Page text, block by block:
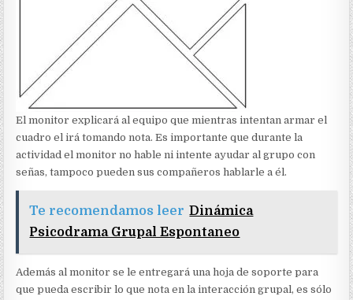
El monitor explicará al equipo que mientras intentan armar el
cuadro el irá tomando nota. Es importante que durante la
actividad el monitor no hable ni intente ayudar al grupo con
señas, tampoco pueden sus compañeros hablarle a él.
Te recomendamos leer Dinámica
Psicodrama Grupal Espontaneo
Además al monitor se le entregará una hoja de soporte para
que pueda escribir lo que nota en la interacción grupal, es sólo